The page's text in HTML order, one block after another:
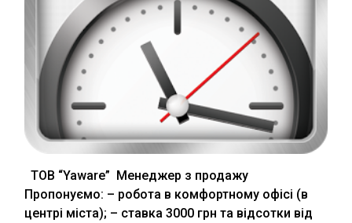
ТОВ “Yaware” Менеджер з продажу
Пропонуємо: – робота в комфортному офісі (в
центрі міста); – ставка 3000 грн та відсотки від